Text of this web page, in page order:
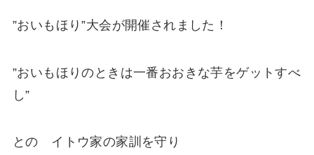
”おいもほり”大会が開催されました！
”おいもほりのときは一番おおきな芋をゲットすべ
し”
との イトウ家の家訓を守り